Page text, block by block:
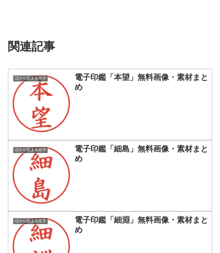
関連記事
ほから始まる名字
電子印鑑「本望」無料画像・素材まと
め
ほから始まる名字
電子印鑑「細島」無料画像・素材まと
め
ほから始まる名字
電子印鑑「細淵」無料画像・素材まと
め